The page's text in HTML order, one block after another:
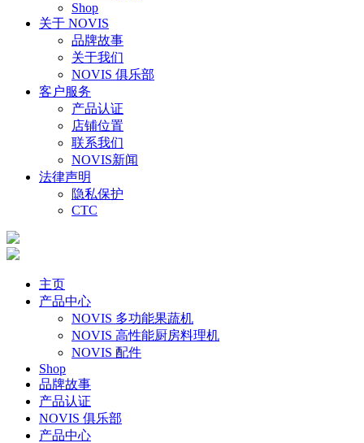
Shop
关于 NOVIS
品牌故事
关于我们
NOVIS 俱乐部
客户服务
产品认证
店铺位置
联系我们
NOVIS新闻
法律声明
隐私保护
CTC
主页
产品中心
NOVIS 多功能果蔬机
NOVIS 高性能厨房料理机
NOVIS 配件
Shop
品牌故事
产品认证
NOVIS 俱乐部
产品中心